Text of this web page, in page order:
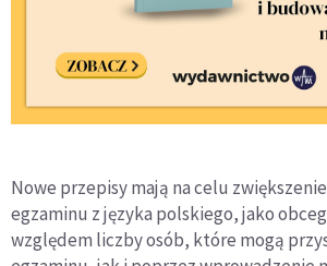
Nowe przepisy mają na celu
egzaminu z języka polskiego, jako
względem liczby osób, które mogą